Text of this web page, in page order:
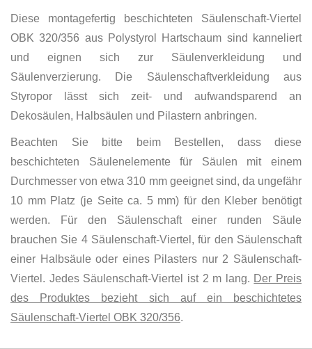
Diese montagefertig beschichteten Säulenschaft-Viertel
OBK 320/356 aus Polystyrol Hartschaum sind kanneliert
und eignen sich zur Säulenverkleidung und
Säulenverzierung. Die Säulenschaftverkleidung aus
Styropor lässt sich zeit- und aufwandsparend an
Dekosäulen, Halbsäulen und Pilastern anbringen.
Beachten Sie bitte beim Bestellen, dass diese
beschichteten Säulenelemente für Säulen mit einem
Durchmesser von etwa 310 mm geeignet sind, da ungefähr
10 mm Platz (je Seite ca. 5 mm) für den Kleber benötigt
werden. Für den Säulenschaft einer runden Säule
brauchen Sie 4 Säulenschaft-Viertel, für den Säulenschaft
einer Halbsäule oder eines Pilasters nur 2 Säulenschaft-
Viertel. Jedes Säulenschaft-Viertel ist 2 m lang. Der Preis
des Produktes bezieht sich auf ein beschichtetes
Säulenschaft-Viertel OBK 320/356.